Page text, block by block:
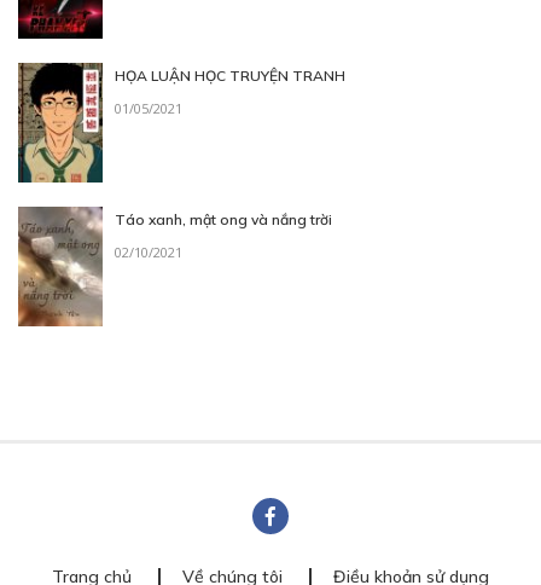
HỌA LUẬN HỌC TRUYỆN TRANH
01/05/2021
Táo xanh, mật ong và nắng trời
02/10/2021
Trang chủ Về chúng tôi Điều khoản sử dụng